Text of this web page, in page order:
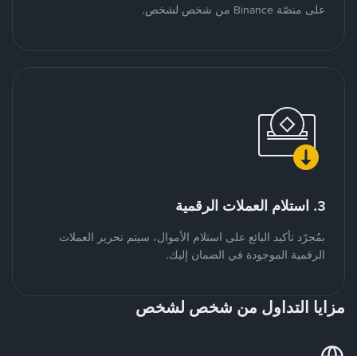
على منصّة Binance من شخص لشخص.
3. استلام العملات الرقمية
بمُجرّد تأكيد البائع على استلام الأموال، سيتم تحرير العملات
الرقمية الموجودة في الضمان إليك.
مزايا التداول من شخص لشخص